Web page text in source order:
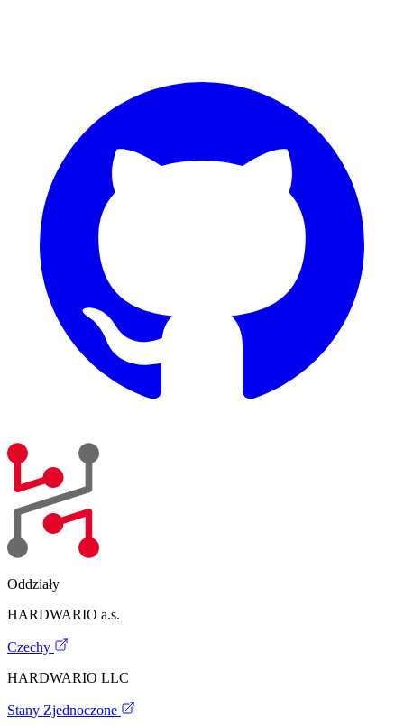
Oddziały
HARDWARIO a.s.
Czechy
HARDWARIO LLC
Stany Zjednoczone